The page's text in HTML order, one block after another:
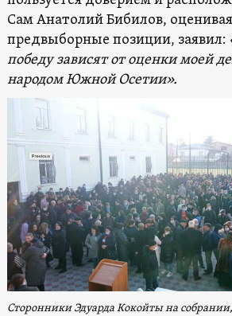
Сам Анатолий Бибилов,
предвыборные позиции, заявил:
победу зависят от оценки моей
народом Южной Осетии».
СторонникиЭдуарда Кокойтына